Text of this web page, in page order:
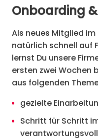
Onboarding
Als neues Mitglied
natürlich schnell auf
lernst Du unsere
ersten zwei Wochen
aus folgenden
gezielte
Schritt für Schritt